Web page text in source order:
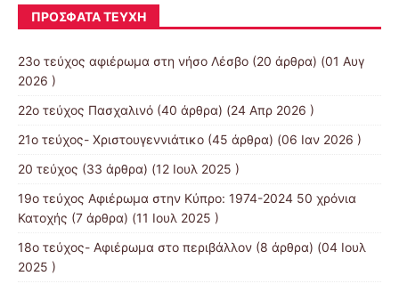
ΠΡΌΣΦΑΤΑ ΤΕΎΧΗ
23ο τεύχος αφιέρωμα στη νήσο Λέσβο (20 άρθρα) (01 Αυγ
2026 )
22ο τεύχος Πασχαλινό (40 άρθρα) (24 Απρ 2026 )
21ο τεύχος- Χριστουγεννιάτικο (45 άρθρα) (06 Ιαν 2026 )
20 τεύχος (33 άρθρα) (12 Ιουλ 2025 )
19o τεύχος Αφιέρωμα στην Κύπρο: 1974-2024 50 χρόνια
Κατοχής (7 άρθρα) (11 Ιουλ 2025 )
18ο τεύχος- Αφιέρωμα στο περιβάλλον (8 άρθρα) (04 Ιουλ
2025 )